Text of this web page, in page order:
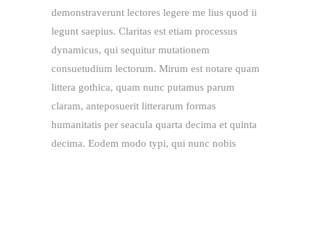
demonstraverunt lectores legere me lius quod ii
legunt saepius. Claritas est etiam processus
dynamicus, qui sequitur mutationem
consuetudium lectorum. Mirum est notare quam
littera gothica, quam nunc putamus parum
claram, anteposuerit litterarum formas
humanitatis per seacula quarta decima et quinta
decima. Eodem modo typi, qui nunc nobis